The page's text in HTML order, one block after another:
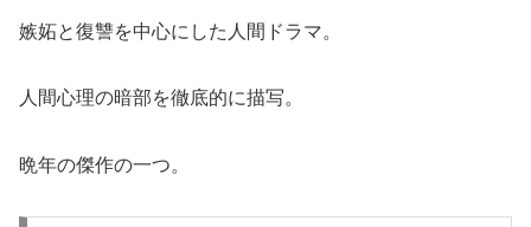
嫉妬と復讐を中心にした人間ドラマ。
人間心理の暗部を徹底的に描写。
晩年の傑作の一つ。